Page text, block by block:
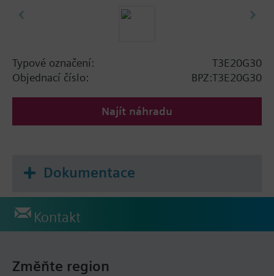
Typové označení:
T3E20G30
Objednací číslo:
BPZ:T3E20G30
Najít náhradu
Dokumentace
Kontakt
Změňte region